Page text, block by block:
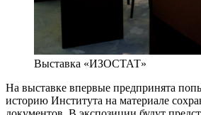
Выставка «ИЗОСТАТ»
На выставке впервые предпринята
историю Института на материале